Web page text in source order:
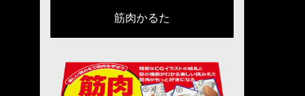
筋肉かるた